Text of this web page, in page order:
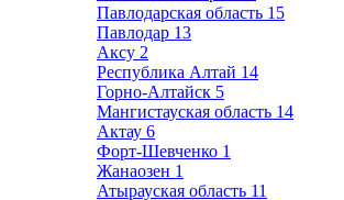
Павлодарская область 15
Павлодар 13
Аксу 2
Республика Алтай 14
Горно-Алтайск 5
Мангистауская область 14
Актау 6
Форт-Шевченко 1
Жанаозен 1
Атырауская область 11